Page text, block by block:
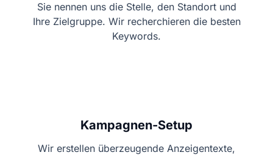
Sie nennen uns die Stelle, den Standort und
Ihre Zielgruppe. Wir recherchieren die besten
Keywords.
Kampagnen-Setup
Wir erstellen überzeugende Anzeigentexte,